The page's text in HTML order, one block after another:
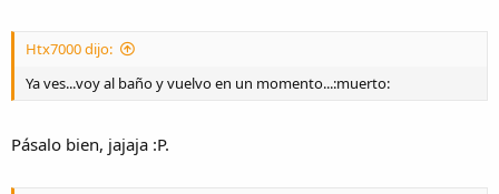
Htx7000 dijo:
Ya ves...voy al baño y vuelvo en un momento...:muerto:
Pásalo bien, jajaja :P.